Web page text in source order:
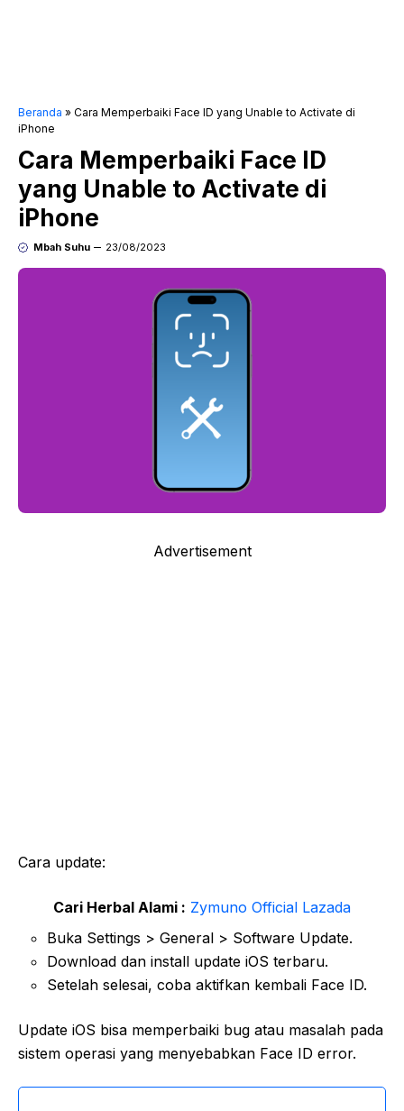
Beranda » Cara Memperbaiki Face ID yang Unable to Activate di
iPhone
Cara Memperbaiki Face ID
yang Unable to Activate di
iPhone
Mbah Suhu 23/08/2023
Advertisement
Cara update:
Cari Herbal Alami : Zymuno Official Lazada
Buka Settings > General > Software Update.
Download dan install update iOS terbaru.
Setelah selesai, coba aktifkan kembali Face ID.
Update iOS bisa memperbaiki bug atau masalah pada
sistem operasi yang menyebabkan Face ID error.